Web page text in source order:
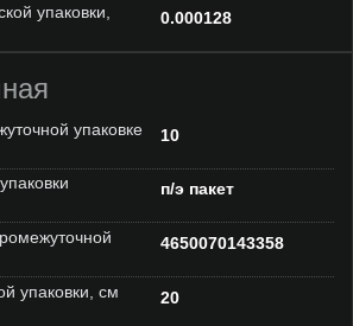
упаковки,
0.000128
упаковке 10
п/э пакет
4650070143358
упаковки, см 20